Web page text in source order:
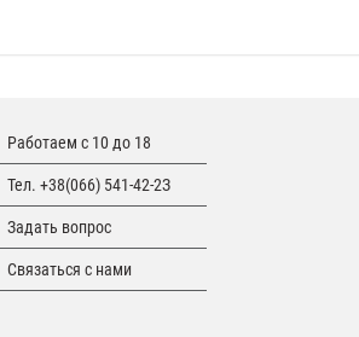
Работаем с 10 до 18
Тел. +38(066) 541-42-2З
Задать вопрос
Связаться с нами